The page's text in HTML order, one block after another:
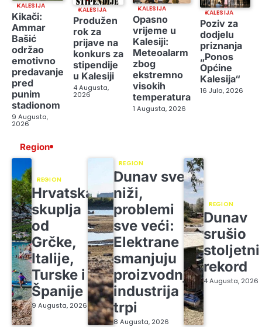
KALESIJA
Kikači:
Ammar
Bašić
održao
emotivno
predavanje
pred
punim
stadionom
9 Augusta,
2026
KALESIJA
Produžen
rok za
prijave na
konkurs za
stipendije
u Kalesiji
4 Augusta,
2026
KALESIJA
Opasno
vrijeme u
Kalesiji:
Meteoalarm
zbog
ekstremno
visokih
temperatura
1 Augusta, 2026
KALESIJA
Poziv za
dodjelu
priznanja
„Ponos
Općine
Kalesija“
16 Jula, 2026
Region
REGION
Hrvatska
skuplja
od
Grčke,
Italije,
Turske i
Španije
9 Augusta, 2026
REGION
Dunav sve
niži,
problemi
sve veći:
Elektrane
smanjuju
proizvodnju,
industrija
trpi
8 Augusta, 2026
REGION
Dunav
srušio
stoljetni
rekord
4 Augusta, 2026